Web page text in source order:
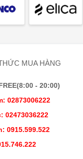
MUA HÀNG
- 20:00)
02873006222
02473036222
0915.599.522